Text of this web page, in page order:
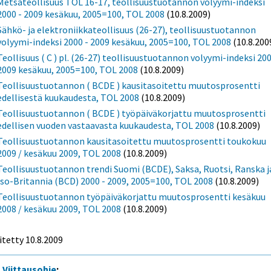
- 2009 kesäkuu, 2005=100, TOL 2008 (10.8.2009)
ja elektroniikkateollisuus (26-27), teollisuustuotannon
indeksi 2000 - 2009 kesäkuu, 2005=100, TOL 2008
( C ) pl. (26-27) teollisuustuotannon volyymi-indeksi
kesäkuu, 2005=100, TOL 2008 (10.8.2009)
( BCDE ) kausitasoitettu muutosprosentti
kuukaudesta, TOL 2008 (10.8.2009)
( BCDE ) työpäiväkorjattu muutosprosentti
vuoden vastaavasta kuukaudesta, TOL 2008 (10.8.2009)
kausitasoitettu muutosprosentti toukokuu
/ kesäkuu 2009, TOL 2008 (10.8.2009)
trendi Suomi (BCDE), Saksa, Ruotsi, Ranska
Britannia (BCD) 2000 - 2009, 2005=100, TOL 2008 (10.8.2009)
työpäiväkorjattu muutosprosentti kesäkuu
/ kesäkuu 2009, TOL 2008 (10.8.2009)
10.8.2009